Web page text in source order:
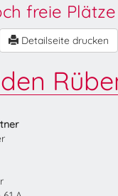
freie
Detailseite drucken